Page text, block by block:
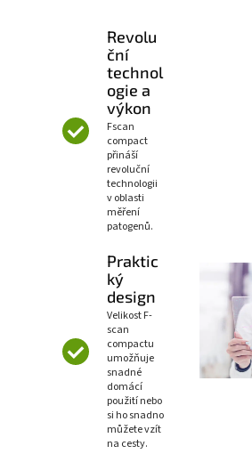
Revolu
ční
technol
ogie a
výkon
Fscan
compact
přináší
revoluční
technologii
v oblasti
měření
patogenů.
Praktic
ký
design
Velikost F-
scan
compactu
umožňuje
snadné
domácí
použití nebo
si ho snadno
můžete vzít
na cesty.